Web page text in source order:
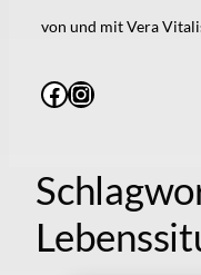
von und mit Vera
Facebook
Instagram